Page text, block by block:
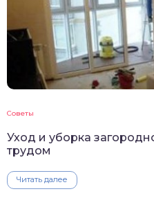
Советы
Уход и уборка
трудом
Читать далее